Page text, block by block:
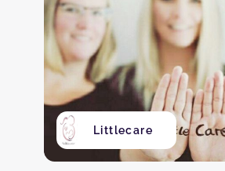
Littlecare